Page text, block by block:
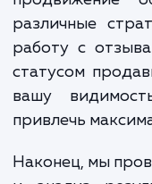
оптимальный
ключевые
объявления
Важно
решающим